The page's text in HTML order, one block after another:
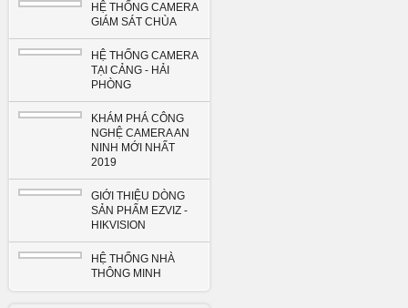
HỆ THỐNG CAMERA
GIÁM SÁT CHÙA
HỆ THỐNG CAMERA
TẠI CẢNG - HẢI
PHÒNG
KHÁM PHÁ CÔNG
NGHỆ CAMERA AN
NINH MỚI NHẤT
2019
GIỚI THIỆU DÒNG
SẢN PHẨM EZVIZ -
HIKVISION
HỆ THỐNG NHÀ
THÔNG MINH